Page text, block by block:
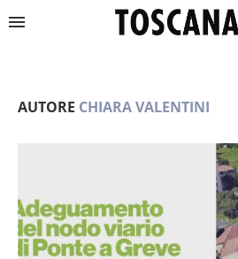
AUTORE CHIARA VALENTINI